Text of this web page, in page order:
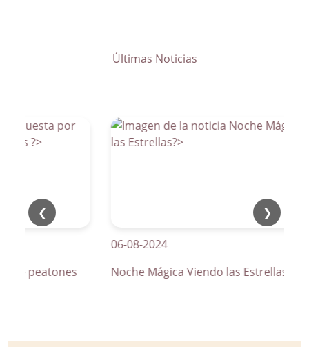
Últimas Noticias
❮ ❯
de peatones
06-08-2024
Noche Mágica Viendo las Estrellas